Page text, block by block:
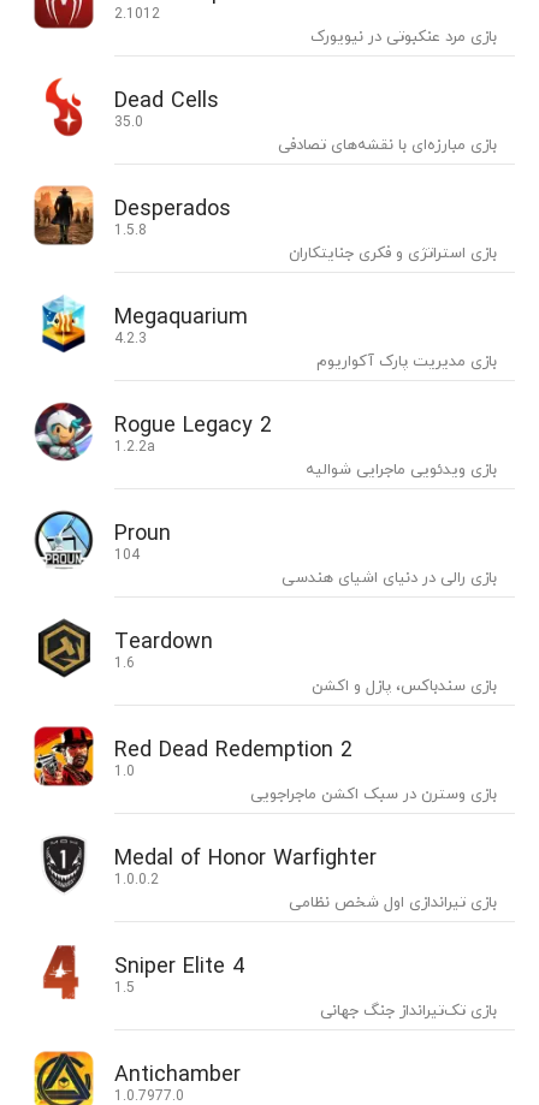
2.1012
بازی مرد عنکبوتی در نیویورک
Dead Cells
35.0
بازی مبارزه‌ای با نقشه‌های تصادفی
Desperados
1.5.8
بازی استراتژی و فکری جنایتکاران
Megaquarium
4.2.3
بازی مدیریت پارک آکواریوم
Rogue Legacy 2
1.2.2a
بازی ویدئویی ماجرایی شوالیه
Proun
104
بازی رالی در دنیای اشیای هندسی
Teardown
1.6
بازی سندباکس، پازل و اکشن
Red Dead Redemption 2
1.0
بازی وسترن در سبک اکشن ماجراجویی
Medal of Honor Warfighter
1.0.0.2
بازی تیراندازی اول شخص نظامی
Sniper Elite 4
1.5
بازی تک‌تیرانداز جنگ جهانی
Antichamber
1.0.7977.0